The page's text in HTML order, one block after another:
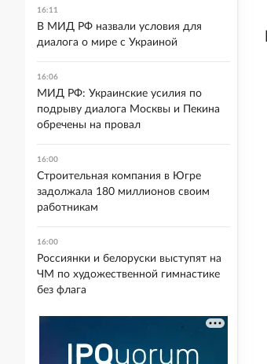
16:11
В МИД РФ назвали условия для
диалога о мире с Украиной
16:06
МИД РФ: Украинские усилия по
подрыву диалога Москвы и Пекина
обречены на провал
16:00
Строительная компания в Югре
задолжала 180 миллионов своим
работникам
16:00
Россиянки и белоруски выступят на
ЧМ по художественной гимнастике
без флага